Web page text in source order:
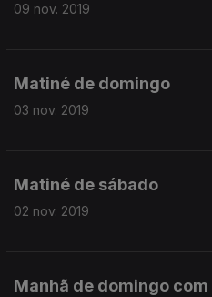
09 nov. 2019
Matiné de domingo
03 nov. 2019
Matiné de sábado
02 nov. 2019
Manhã de domingo